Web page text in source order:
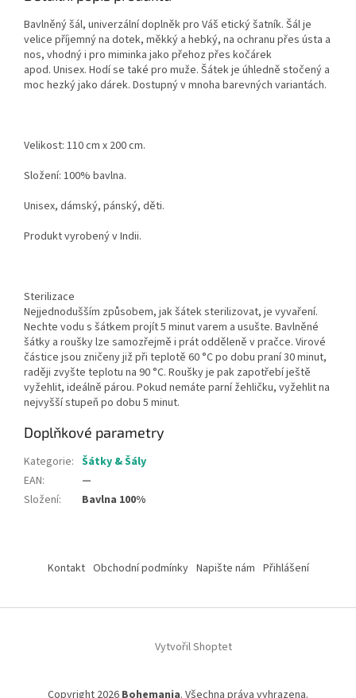
Bavlněný šál, univerzální doplněk pro Váš etický šatník. Šál je
velice příjemný na dotek, měkký a hebký, na ochranu přes ústa a
nos, vhodný i pro miminka jako přehoz přes kočárek
apod. Unisex. Hodí se také pro muže. Šátek je úhledně stočený a
moc hezký jako dárek. Dostupný v mnoha barevných variantách.
Velikost: 110 cm x 200 cm.
Složení: 100% bavlna.
Unisex, dámský, pánský, děti.
Produkt vyrobený v Indii.
Sterilizace
Nejjednodušším způsobem, jak šátek sterilizovat, je vyvaření.
Nechte vodu s šátkem projít 5 minut varem a usušte. Bavlněné
šátky a roušky lze samozřejmě i prát odděleně v pračce. Virové
částice jsou zničeny již při teplotě 60 °C po dobu praní 30 minut,
raději zvyšte teplotu na 90 °C. Roušky je pak zapotřebí ještě
vyžehlit, ideálně párou. Pokud nemáte parní žehličku, vyžehlit na
nejvyšší stupeň po dobu 5 minut.
Doplňkové parametry
Kategorie: Šátky & Šály
EAN:
—
Složení: Bavlna 100%
Kontakt Obchodní podmínky Napište nám Přihlášení
Vytvořil Shoptet